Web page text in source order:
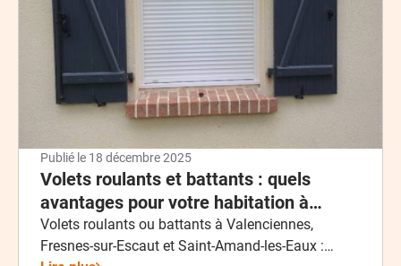
Publié le 18 décembre 2025
Volets roulants et battants : quels
avantages pour votre habitation à
Valenciennes, Fresnes-sur-Escaut et
Saint-Amand-les-Eaux ?
Volets roulants ou battants à Valenciennes,
Fresnes-sur-Escaut et Saint-Amand-les-Eaux :